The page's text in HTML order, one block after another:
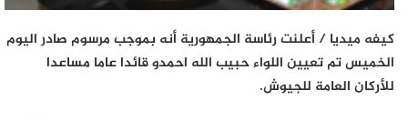
كيفه ميديا / أعلنت رئاسة الجمهورية أنه بموجب مرسوم صادر اليوم
الخميس تم تعيين اللواء حبيب الله احمدو قائدا عاما مساعدا
للأركان العامة للجيوش.